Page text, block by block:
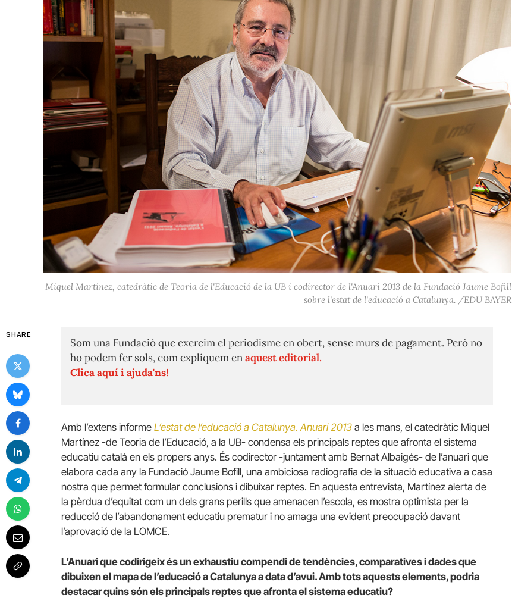
Miquel Martínez, catedràtic de Teoria de l'Educació de la UB i codirector de l'Anuari 2013 de la Fundació Jaume Bofill
sobre l'estat de l'educació a Catalunya. /EDU BAYER
SHARE
Som una Fundació que exercim el periodisme en obert, sense murs de pagament. Però no
ho podem fer sols, com expliquem enaquest editorial.
Clica aquí i ajuda'ns!
Amb l’extens informe L’estat de l’educació a Catalunya. Anuari 2013 a les mans, el catedràtic Miquel
Martínez -de Teoria de l’Educació, a la UB- condensa els principals reptes que afronta el sistema
educatiu català en els propers anys. És codirector -juntament amb Bernat Albaigés- de l’anuari que
elabora cada any la Fundació Jaume Bofill, una ambiciosa radiografia de la situació educativa a casa
nostra que permet formular conclusions i dibuixar reptes. En aquesta entrevista, Martínez alerta de
la pèrdua d’equitat com un dels grans perills que amenacen l’escola, es mostra optimista per la
reducció de l’abandonament educatiu prematur i no amaga una evident preocupació davant
l’aprovació de la LOMCE.
L’Anuari que codirigeix és un exhaustiu compendi de tendències, comparatives i dades que
dibuixen el mapa de l’educació a Catalunya a data d’avui. Amb tots aquests elements, podria
destacar quins són els principals reptes que afronta el sistema educatiu?